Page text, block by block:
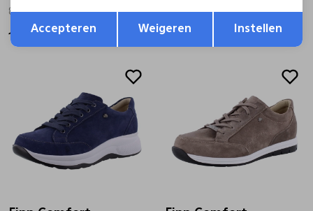
80091 Henry bruin
169,99
582404 wit
Terug Opslaan
Accepteren Weigeren Instellen